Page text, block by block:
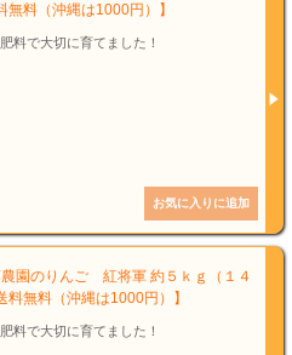
無料（沖縄は1000円）】
料で大切に育てました！
農園のりんご 紅将軍 約５ｋｇ（１４
料無料（沖縄は1000円）】
料で大切に育てました！